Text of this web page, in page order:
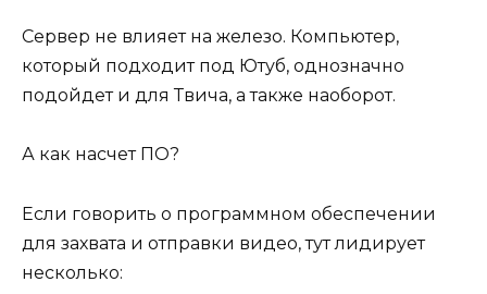
Сервер не влияет на железо. Компьютер,
который подходит под Ютуб, однозначно
подойдет и для Твича, а также наоборот.
А как насчет ПО?
Если говорить о программном обеспечении
для захвата и отправки видео, тут лидирует
несколько: